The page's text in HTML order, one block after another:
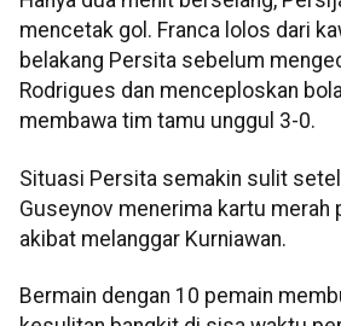
mencetak gol. Franca lolos dari
belakang Persita sebelum
Rodrigues dan menceploskan
membawa tim tamu unggul 3-0.
Situasi Persita semakin sulit
Guseynov menerima kartu merah
akibat melanggar Kurniawan.
Bermain dengan 10 pemain